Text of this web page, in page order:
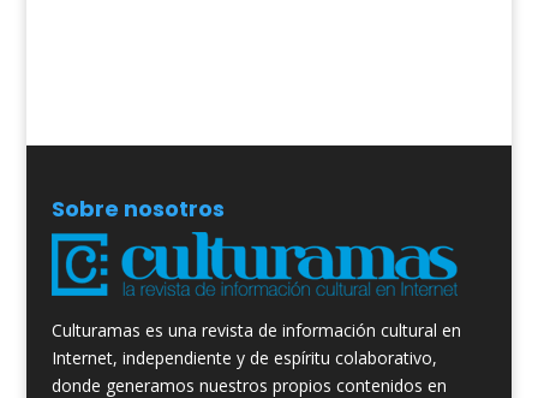
Sobre nosotros
Culturamas es una revista de información cultural en
Internet, independiente y de espíritu colaborativo,
donde generamos nuestros propios contenidos en